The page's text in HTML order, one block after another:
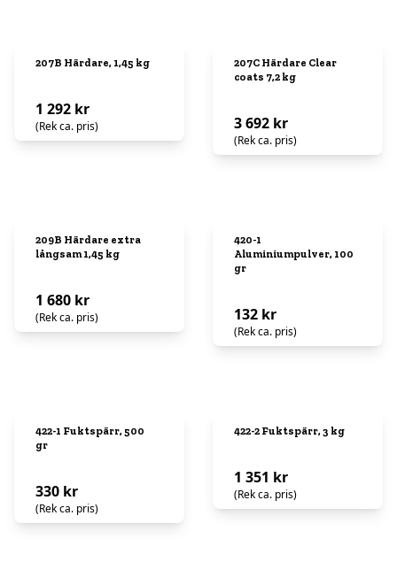
207B Härdare, 1,45 kg
1 292 kr
(Rek ca. pris)
207C Härdare Clear
coats 7,2 kg
3 692 kr
(Rek ca. pris)
209B Härdare extra
långsam 1,45 kg
1 680 kr
(Rek ca. pris)
420-1
Aluminiumpulver, 100
gr
132 kr
(Rek ca. pris)
422-1 Fuktspärr, 500
gr
330 kr
(Rek ca. pris)
422-2 Fuktspärr, 3 kg
1 351 kr
(Rek ca. pris)